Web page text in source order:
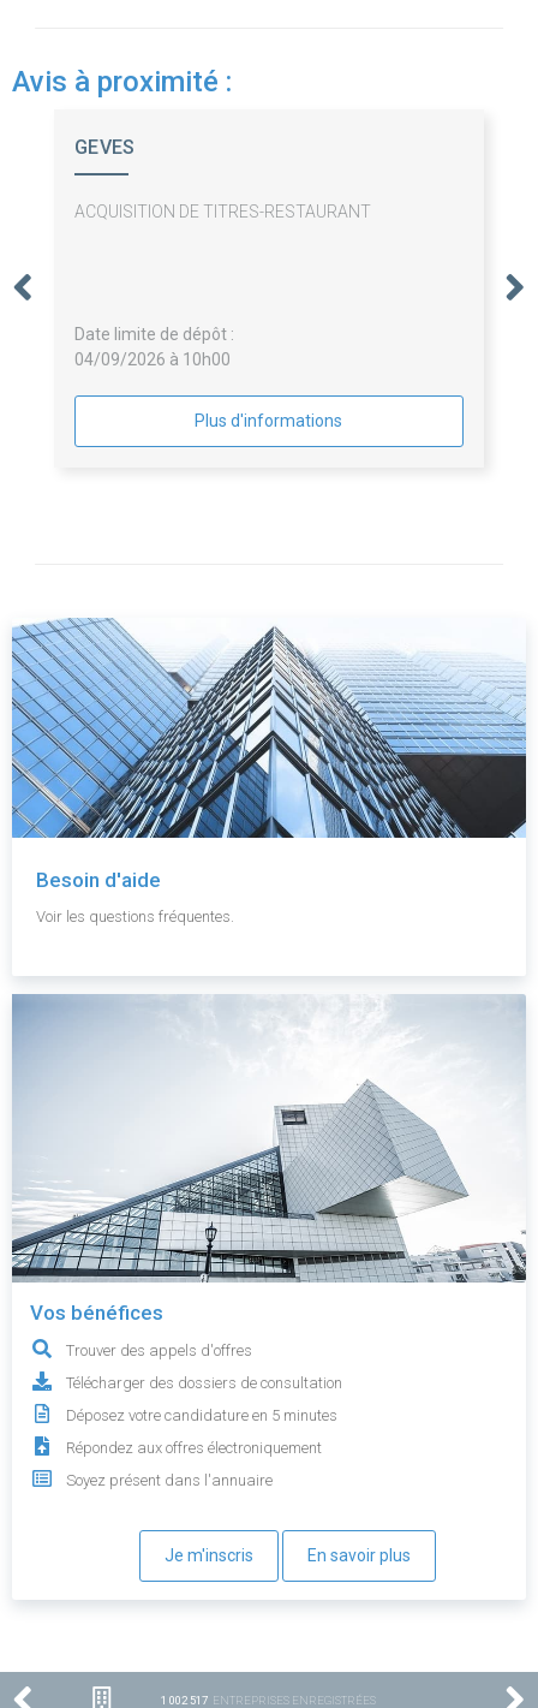
Avis à proximité :
GEVES
ACQUISITION DE TITRES-RESTAURANT
Date limite de dépôt :
04/09/2026 à 10h00
Plus d'informations
Besoin d'aide
Voir les questions fréquentes.
Vos bénéfices
Trouver des appels d'offres
Télécharger des dossiers de consultation
Déposez votre candidature en 5 minutes
Répondez aux offres électroniquement
Soyez présent dans l'annuaire
Je m'inscris En savoir plus
1 002 517 ENTREPRISES ENREGISTRÉES